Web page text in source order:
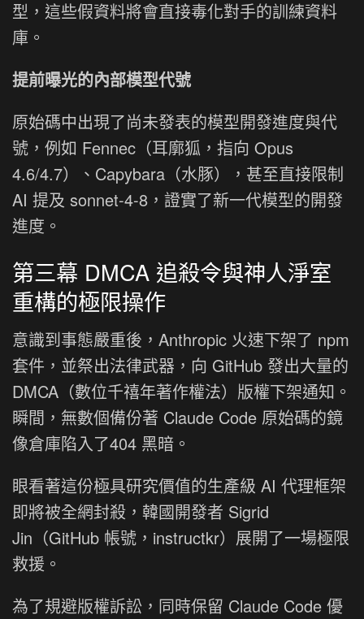
型，這些假資料將會直接毒化對手的訓練資料
庫。
提前曝光的內部模型代號
原始碼中出現了尚未發表的模型開發進度與代
號，例如 Fennec（耳廓狐，指向 Opus
4.6/4.7）、Capybara（水豚），甚至直接限制
AI 提及 sonnet-4-8，證實了新一代模型的開發
進度。
第三幕 DMCA 追殺令與神人淨室
重構的極限操作
意識到事態嚴重後，Anthropic 火速下架了 npm
套件，並祭出法律武器，向 GitHub 發出大量的
DMCA（數位千禧年著作權法）版權下架通知。
瞬間，無數個備份著 Claude Code 原始碼的鏡
像倉庫陷入了404 黑暗。
眼看著這份極具研究價值的生產級 AI 代理框架
即將被全網封殺，韓國開發者 Sigrid
Jin（GitHub 帳號，instructkr）展開了一場極限
救援。
為了規避版權訴訟，同時保留 Claude Code 優